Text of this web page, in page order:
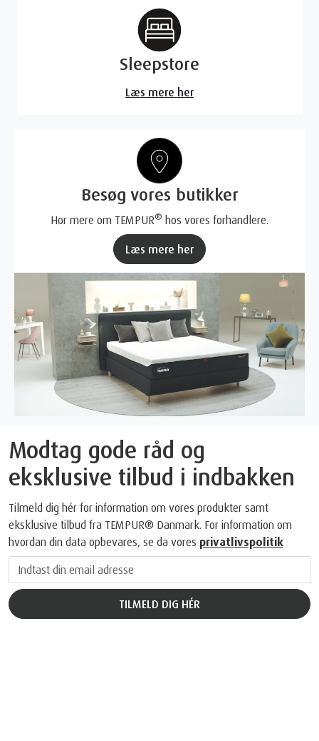
Sleepstore
Læs mere her
Besøg vores butikker
Hør mere om TEMPUR® hos vores forhandlere.
Læs mere her
Modtag gode råd og
eksklusive tilbud i indbakken
Tilmeld dig hér for information om vores produkter samt
eksklusive tilbud fra TEMPUR® Danmark. For information om
hvordan din data opbevares, se da vores privatlivspolitik